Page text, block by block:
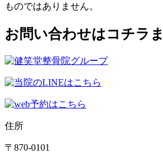
ものではありません。
お問い合わせはコチラ
住所
〒870-0101